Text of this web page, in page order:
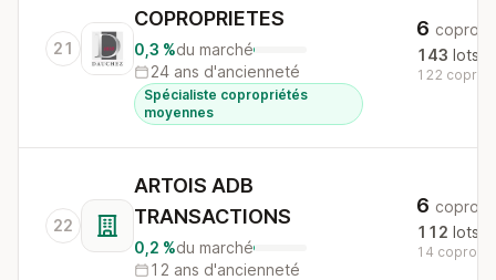
21
COPROPRIETES
0,3 %du marché
24 ans d'ancienneté
Spécialiste copropriétés
moyennes
6 copros
143 lots
122 copros
22
ARTOIS ADB
TRANSACTIONS
0,2 %du marché
12 ans d'ancienneté
6 copros
112 lots
14 copros